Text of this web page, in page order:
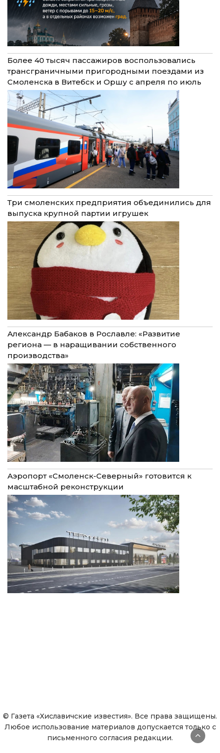
Более 40 тысяч пассажиров воспользовались
трансграничными пригородными поездами из
Смоленска в Витебск и Оршу с апреля по июль
Три смоленских предприятия объединились для
выпуска крупной партии игрушек
Александр Бабаков в Рославле: «Развитие
региона — в наращивании собственного
производства»
Аэропорт «Смоленск-Северный» готовится к
масштабной реконструкции
© Газета «Хиславичские известия». Все права защищены.
Любое использование материалов допускается только с
письменного согласия редакции.